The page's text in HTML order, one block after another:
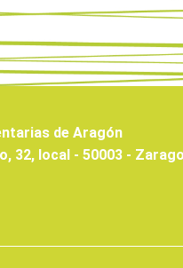
de Aragón
32, local - 50003 -